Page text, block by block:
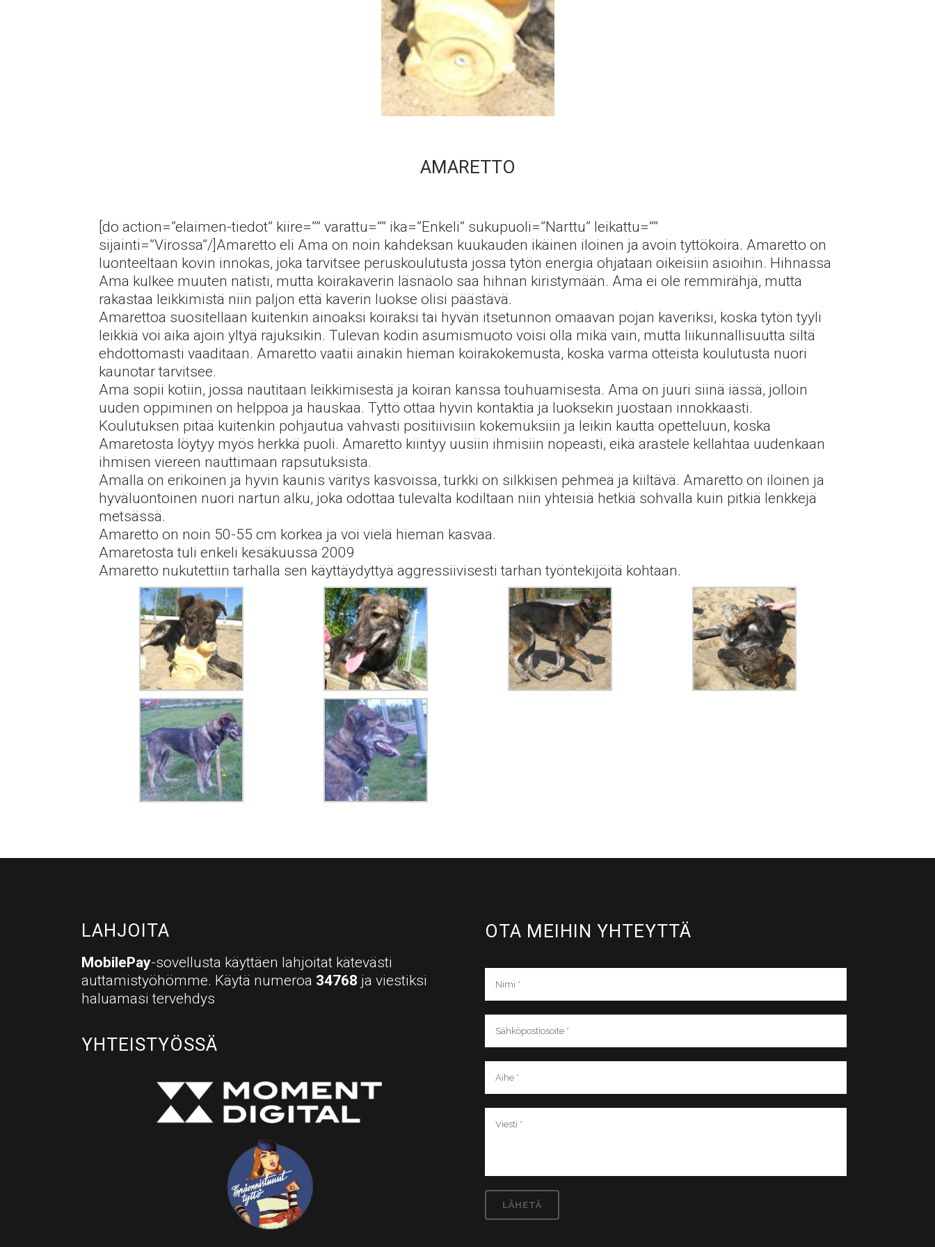
AMARETTO
[do action=”elaimen-tiedot” kiire=”” varattu=”” ika=”Enkeli” sukupuoli=”Narttu” leikattu=””
sijainti=”Virossa”/]Amaretto eli Ama on noin kahdeksan kuukauden ikäinen iloinen ja avoin tyttökoira. Amaretto on
luonteeltaan kovin innokas, joka tarvitsee peruskoulutusta jossa tytön energia ohjataan oikeisiin asioihin. Hihnassa
Ama kulkee muuten nätisti, mutta koirakaverin läsnäolo saa hihnan kiristymään. Ama ei ole remmirähjä, mutta
rakastaa leikkimistä niin paljon että kaverin luokse olisi päästävä.
Amarettoa suositellaan kuitenkin ainoaksi koiraksi tai hyvän itsetunnon omaavan pojan kaveriksi, koska tytön tyyli
leikkiä voi aika ajoin yltyä rajuksikin. Tulevan kodin asumismuoto voisi olla mikä vain, mutta liikunnallisuutta siltä
ehdottomasti vaaditaan. Amaretto vaatii ainakin hieman koirakokemusta, koska varma otteista koulutusta nuori
kaunotar tarvitsee.
Ama sopii kotiin, jossa nautitaan leikkimisestä ja koiran kanssa touhuamisesta. Ama on juuri siinä iässä, jolloin
uuden oppiminen on helppoa ja hauskaa. Tyttö ottaa hyvin kontaktia ja luoksekin juostaan innokkaasti.
Koulutuksen pitää kuitenkin pohjautua vahvasti positiivisiin kokemuksiin ja leikin kautta opetteluun, koska
Amaretosta löytyy myös herkkä puoli. Amaretto kiintyy uusiin ihmisiin nopeasti, eikä arastele kellahtaa uudenkaan
ihmisen viereen nauttimaan rapsutuksista.
Amalla on erikoinen ja hyvin kaunis väritys kasvoissa, turkki on silkkisen pehmeä ja kiiltävä. Amaretto on iloinen ja
hyväluontoinen nuori nartun alku, joka odottaa tulevalta kodiltaan niin yhteisiä hetkiä sohvalla kuin pitkiä lenkkejä
metsässä.
Amaretto on noin 50-55 cm korkea ja voi vielä hieman kasvaa.
Amaretosta tuli enkeli kesäkuussa 2009
Amaretto nukutettiin tarhalla sen käyttäydyttyä aggressiivisesti tarhan työntekijöitä kohtaan.
LAHJOITA
MobilePay-sovellusta käyttäen lahjoitat kätevästi
auttamistyöhömme. Käytä numeroa 34768 ja viestiksi
haluamasi tervehdys
YHTEISTYÖSSÄ
OTA MEIHIN YHTEYTTÄ​